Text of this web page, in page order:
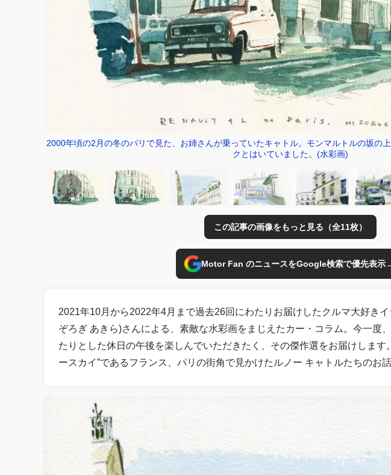
2000年頃の2月の冬のパリで見た、お姉さんが乗っていたキャトル。モンマルトルの坂の
クとはいていました。(水彩画)
この記事の画像をもっと見る（全11枚）
Motor Fan のニュースをGoogle検索で優先表示
2021年10月から2022年4月まで過去26回にわたりお届けしたクルマ大好き
ぞろぎ あきら)さんによる、素敵な水彩画をまじえたカー・コラム。今一度
たりとした休日の午後を楽しんでいただきたく、その傑作選をお届けします
ースカイ”であるフランス、パリの街角で見かけたルノー キャトルたちのお話